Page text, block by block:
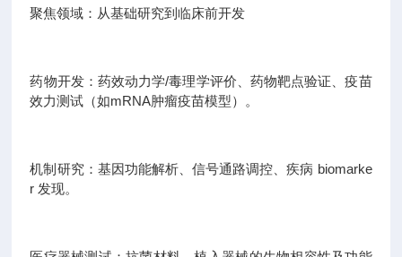
聚焦领域：从基础研究到临床前开发
药物开发：药效动力学/毒理学评价、药物靶点验证、疫苗
效力测试（如mRNA肿瘤疫苗模型）。
机制研究：基因功能解析、信号通路调控、疾病 biomarke
r 发现。